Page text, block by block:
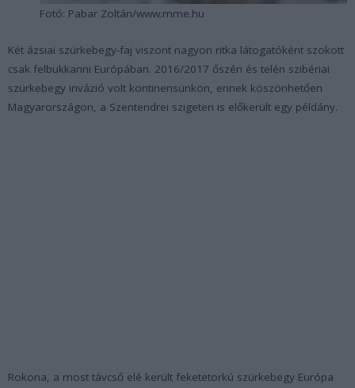
Fotó: Pabar Zoltán/www.mme.hu
Két ázsiai szürkebegy-faj viszont nagyon ritka látogatóként szokott
csak felbukkanni Európában. 2016/2017 őszén és telén szibériai
szürkebegy invázió volt kontinensünkön, ennek köszönhetően
Magyarországon, a Szentendrei szigeten is előkerült egy példány.
Rokona, a most távcső elé került feketetorkú szürkebegy Európa